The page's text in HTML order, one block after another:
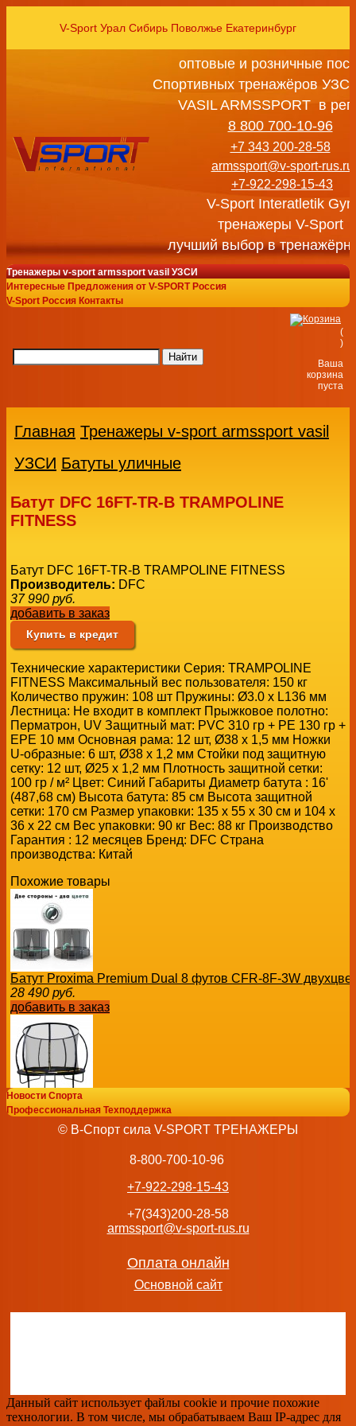
V-Sport Урал Сибирь Поволжье Екатеринбург
оптовые и розничные
Спортивных тренажёров
VASIL ARMSSPORT в
8 800 700-10-96
+7 343 200-28-58
armssport@v-sport-rus.ru
+7-922-298-15-43
V-Sport Interatletik
тренажеры V-Sport
лучший выбор в
Тренажеры v-sport armssport vasil УЗСИ
Интересные Предложения от V-SPORT Россия
V-Sport Россия Контакты
(
)
Ваша
корзина
пуста
Главная Тренажеры v-sport armssport vasil
УЗСИ Батуты уличные
Батут DFC 16FT-TR-B TRAMPOLINE
FITNESS
Батут DFC 16FT-TR-B TRAMPOLINE FITNESS
Производитель: DFC
37 990 руб.
добавить в заказ
Купить в кредит
Технические характеристики Серия: TRAMPOLINE
FITNESS Максимальный вес пользователя: 150 кг
Количество пружин: 108 шт Пружины: Ø3.0 х L136 мм
Лестница: Не входит в комплект Прыжковое полотно:
Перматрон, UV Защитный мат: PVC 310 гр + PE 130 гр +
EPE 10 мм Основная рама: 12 шт, Ø38 х 1,5 мм Ножки
U-образные: 6 шт, Ø38 х 1,2 мм Стойки под защитную
сетку: 12 шт, Ø25 х 1,2 мм Плотность защитной сетки:
100 гр / м² Цвет: Синий Габариты Диаметр батута : 16'
(487,68 см) Высота батута: 85 см Высота защитной
сетки: 170 см Размер упаковки: 135 х 55 х 30 см и 104 х
36 х 22 см Вес упаковки: 90 кг Вес: 88 кг Производство
Гарантия : 12 месяцев Бренд: DFC Страна
производства: Китай
Похожие товары
Батут Proxima Premium Dual 8 футов CFR-8F-3W
28 490 руб.
добавить в заказ
Батут 10FT 3,05м с защитной сеткой внутрь с лестницей
31 990 руб.
добавить в заказ
Батут UNIX Line Премиальный / Supreme Basic 16 ft (488
добавить в заказ
Новости Спорта
Профессиональная Техподдержка
© В-Спорт сила V-SPORT ТРЕНАЖЕРЫ
8-800-700-10-96
+7-922-298-15-43
+7(343)200-28-58
armssport@v-sport-rus.ru
Оплата онлайн
Основной сайт
Данный сайт использует файлы cookie и прочие похожие
технологии. В том числе, мы обрабатываем Ваш IP-адрес для